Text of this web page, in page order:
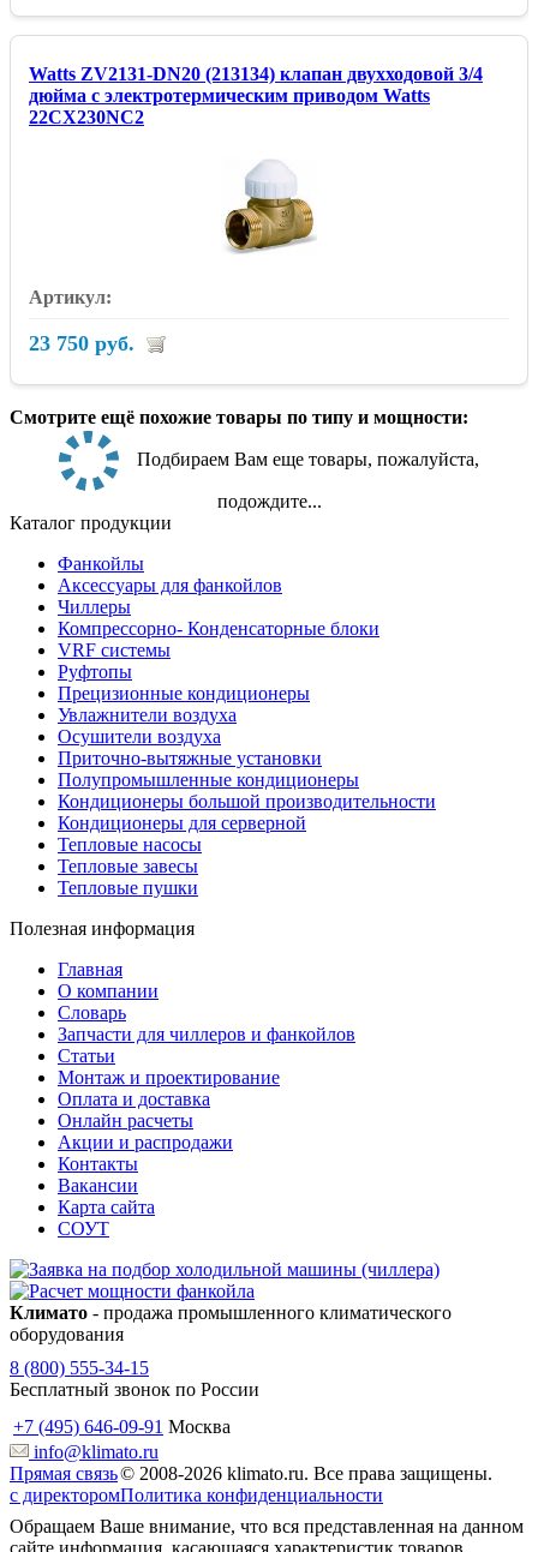
Watts ZV2131-DN20 (213134) клапан двухходовой 3/4
дюйма с электротермическим приводом Watts
22CX230NC2
23 750 руб.
Смотрите ещё похожие товары по типу и мощности:
Подбираем Вам еще товары, пожалуйста,
подождите...
Каталог продукции
Фанкойлы
Аксессуары для фанкойлов
Чиллеры
Компрессорно- Конденсаторные блоки
VRF системы
Руфтопы
Прецизионные кондиционеры
Увлажнители воздуха
Осушители воздуха
Приточно-вытяжные установки
Полупромышленные кондиционеры
Кондиционеры большой производительности
Кондиционеры для серверной
Тепловые насосы
Тепловые завесы
Тепловые пушки
Полезная информация
Главная
О компании
Словарь
Запчасти для чиллеров и фанкойлов
Статьи
Монтаж и проектирование
Оплата и доставка
Онлайн расчеты
Акции и распродажи
Контакты
Вакансии
Карта сайта
СОУТ
Климато - продажа промышленного климатического
оборудования
8 (800) 555-34-15
Бесплатный звонок по России
+7 (495) 646-09-91 Москва
info@klimato.ru
Прямая связь
с директором
© 2008-2026 klimato.ru. Все права защищены.
Политика конфиденциальности
Обращаем Ваше внимание, что вся представленная на данном